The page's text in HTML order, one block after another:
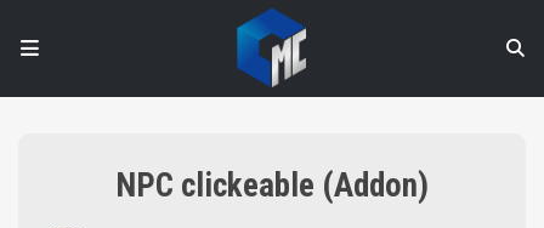
NPC clickeable (Addon)